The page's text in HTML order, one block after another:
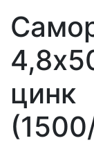
цинк